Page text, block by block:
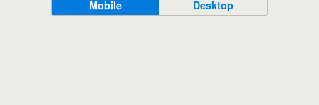
Mobile Desktop